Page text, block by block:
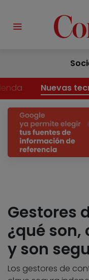
Nuevas
Gestores
¿qué
y son
Los gestores de